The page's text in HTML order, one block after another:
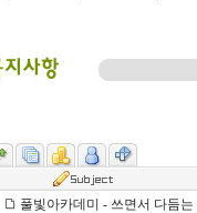
풀빛아카데미 - 쓰면서 다듬